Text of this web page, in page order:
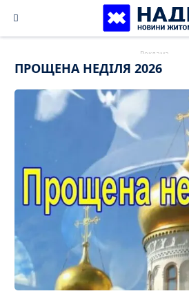
content
ПРОЩЕНА НЕДІЛЯ 2026